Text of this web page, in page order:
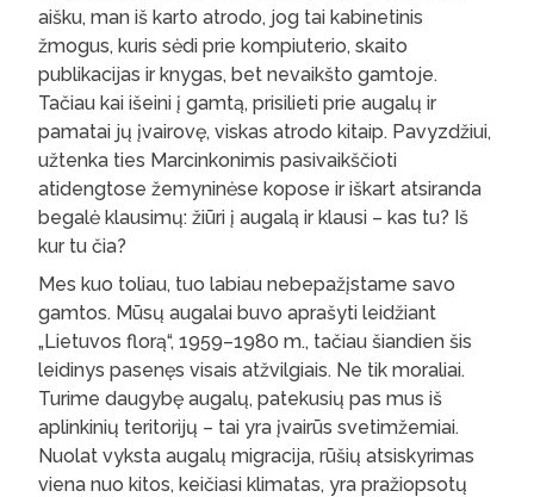
aišku, man iš karto atrodo, jog tai kabinetinis
žmogus, kuris sėdi prie kompiuterio, skaito
publikacijas ir knygas, bet nevaikšto gamtoje.
Tačiau kai išeini į gamtą, prisilieti prie augalų ir
pamatai jų įvairovę, viskas atrodo kitaip. Pavyzdžiui,
užtenka ties Marcinkonimis pasivaikščioti
atidengtose žemyninėse kopose ir iškart atsiranda
begalė klausimų: žiūri į augalą ir klausi – kas tu? Iš
kur tu čia?
Mes kuo toliau, tuo labiau nebepažįstame savo
gamtos. Mūsų augalai buvo aprašyti leidžiant
„Lietuvos florą“, 1959–1980 m., tačiau šiandien šis
leidinys pasenęs visais atžvilgiais. Ne tik moraliai.
Turime daugybę augalų, patekusių pas mus iš
aplinkinių teritorijų – tai yra įvairūs svetimžemiai.
Nuolat vyksta augalų migracija, rūšių atsiskyrimas
viena nuo kitos, keičiasi klimatas, yra pražiopsotų